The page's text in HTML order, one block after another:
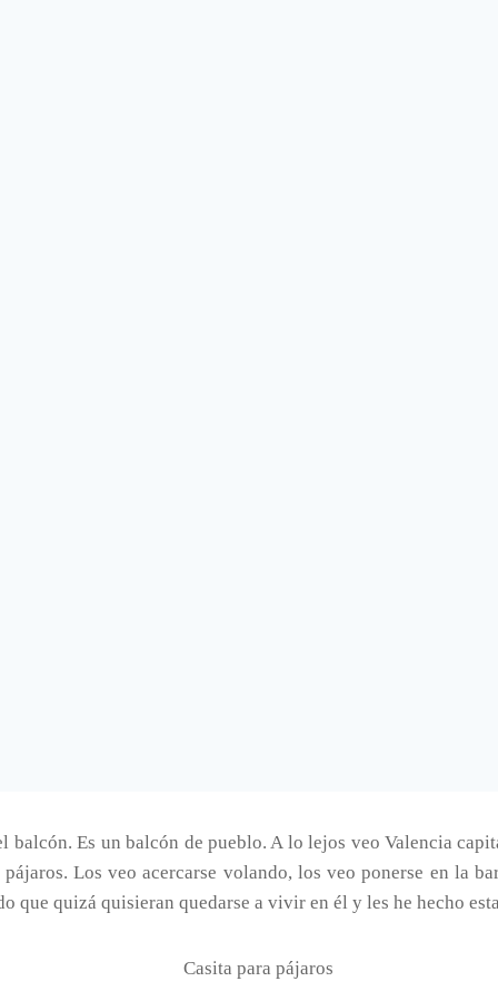
balcón. Es un balcón de pueblo. A lo lejos veo Valencia
Los veo acercarse volando, los veo ponerse en la
que quizá quisieran quedarse a vivir en él y les he hecho